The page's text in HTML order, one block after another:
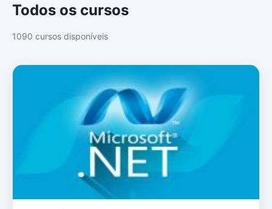
Todos os cursos
1090 cursos disponíveis